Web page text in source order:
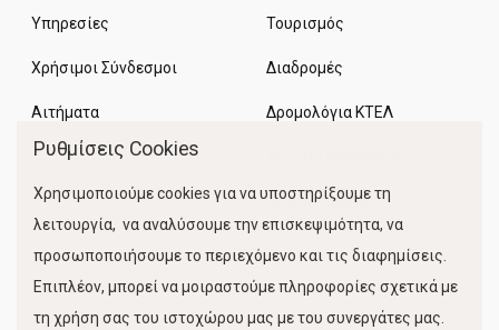
Υπηρεσίες
Χρήσιμοι Σύνδεσμοι
Αιτήματα
Τουρισμός
Διαδρομές
Δρομολόγια ΚΤΕΛ
Κίνηση Λιμένος
Ρυθμίσεις Cookies
Χρησιμοποιούμε cookies για να υποστηρίξουμε τη
λειτουργία, να αναλύσουμε την επισκεψιμότητα, να
προσωποποιήσουμε το περιεχόμενο και τις διαφημίσεις.
Επιπλέον, μπορεί να μοιραστούμε πληροφορίες σχετικά με
τη χρήση σας του ιστοχώρου μας με του συνεργάτες μας.